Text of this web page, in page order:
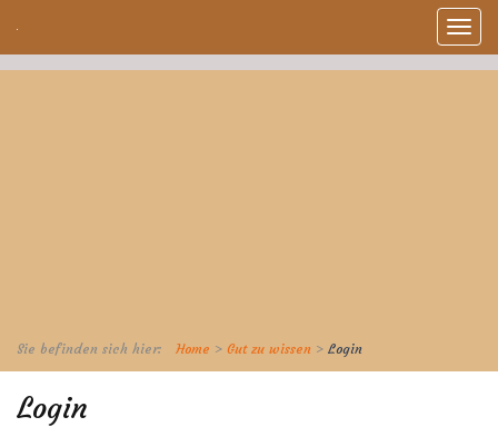
Sie befinden sich hier: Home > Gut zu wissen > Login
Login